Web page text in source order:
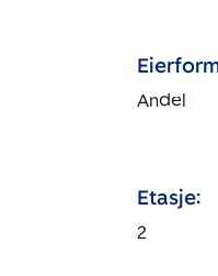
Andel
Etasje:
2